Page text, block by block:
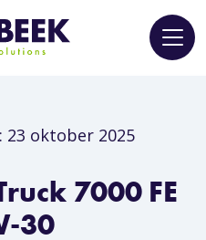
oktober 2025
7000 FE
30